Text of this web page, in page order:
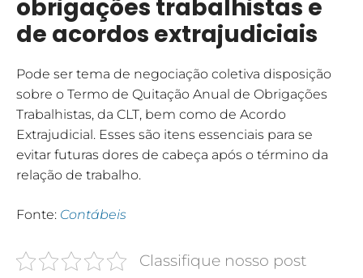
obrigações trabalhistas e
de acordos extrajudiciais
Pode ser tema de negociação coletiva disposição
sobre o Termo de Quitação Anual de Obrigações
Trabalhistas, da CLT, bem como de Acordo
Extrajudicial. Esses são itens essenciais para se
evitar futuras dores de cabeça após o término da
relação de trabalho.
Fonte: Contábeis
Classifique nosso post